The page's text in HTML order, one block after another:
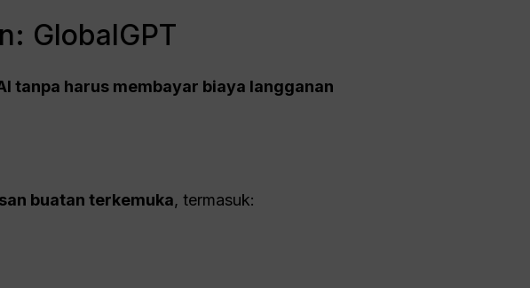
GlobalGPT
tanpa harus membayar biaya langganan
buatan terkemuka, termasuk: